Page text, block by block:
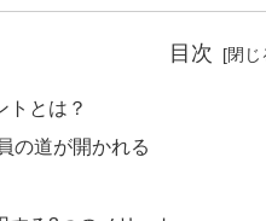
目次
トとは？
の道が開かれる